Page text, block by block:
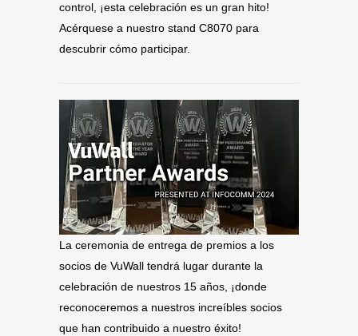
control, ¡esta celebración es un gran hito!
Acérquese a nuestro stand C8070 para
descubrir cómo participar.
La ceremonia de entrega de premios a los
socios de VuWall tendrá lugar durante la
celebración de nuestros 15 años, ¡donde
reconoceremos a nuestros increíbles socios
que han contribuido a nuestro éxito!